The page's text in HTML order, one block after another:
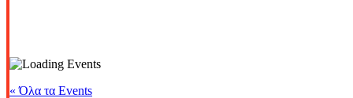
« Όλα τα Events